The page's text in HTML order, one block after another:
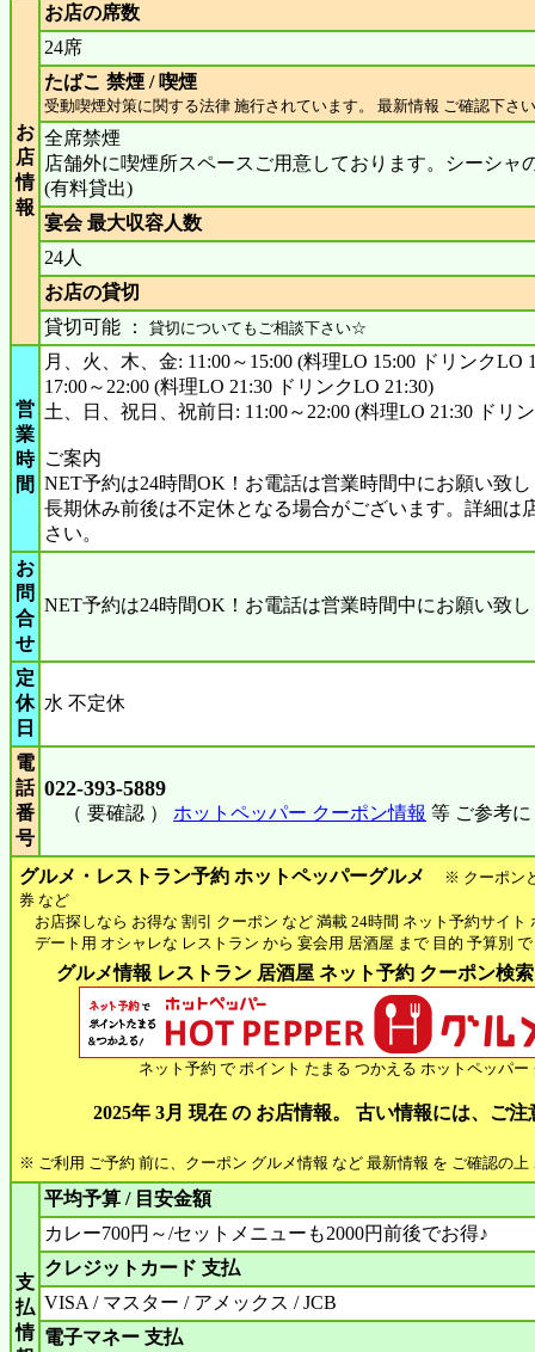
お
店
情
報
お店の席数
24席
たばこ 禁煙 / 喫煙
受動喫煙対策に関する法律 施行されています。 最新情報 ご確認下さ
全席禁煙
店舗外に喫煙所スペースご用意しております。シーシャ
(有料貸出)
宴会 最大収容人数
24人
お店の貸切
貸切可能 ： 貸切についてもご相談下さい☆
営
業
時
間
月、火、木、金: 11:00～15:00 (料理LO 15:00 ドリンクLO
17:00～22:00 (料理LO 21:30 ドリンクLO 21:30)
土、日、祝日、祝前日: 11:00～22:00 (料理LO 21:30 ドリ
ご案内
NET予約は24時間OK！お電話は営業時間中にお願い致し
長期休み前後は不定休となる場合がございます。詳細は
さい。
お
問
合
せ
NET予約は24時間OK！お電話は営業時間中にお願い致し
定
休
日
水 不定休
電
話
番
号
022-393-5889
（ 要確認 ） ホットペッパー クーポン情報 等 ご参考
グルメ・レストラン予約 ホットペッパーグルメ
※ クーポン
券 など
お店探しなら お得な 割引 クーポン など 満載 24時間 ネット予約サイト
デート用 オシャレな レストラン から 宴会用 居酒屋 まで 目的 予算別
グルメ情報 レストラン 居酒屋 ネット予約 クーポン検
ネット予約 で ポイント たまる つかえる ホットペッパー
2025年 3月 現在 の お店情報。 古い情報には、ご注
※ ご利用 ご予約 前に、クーポン グルメ情報 など 最新情報 を ご確認の上
支
払
情
平均予算 / 目安金額
カレー700円～/セットメニューも2000円前後でお得♪
クレジットカード 支払
VISA / マスター / アメックス / JCB
電子マネー 支払